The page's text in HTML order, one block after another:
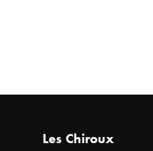
Les Chiroux